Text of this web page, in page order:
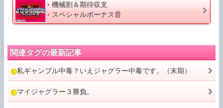
機械割＆期待収支
スペシャルボーナス音
関連タグの最新記事
私ギャンブル中毒？いえジャグラー中毒です。（末期）
マイジャグラー３勝負。